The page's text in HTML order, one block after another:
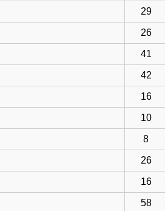
29
26
41
42
16
10
8
26
16
58